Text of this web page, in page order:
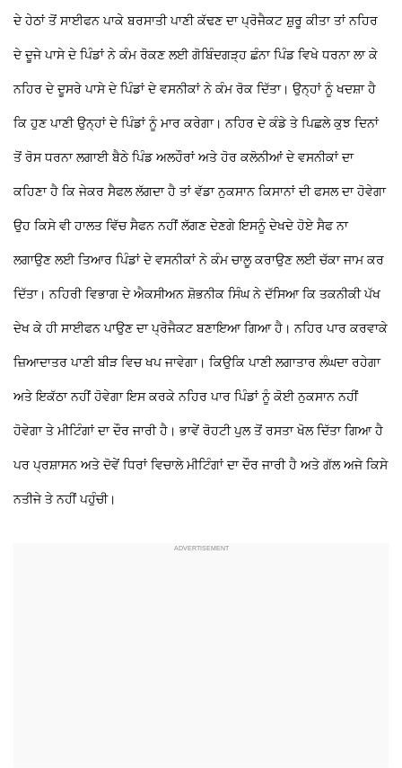
ਦੇ ਹੇਠਾਂ ਤੋਂ ਸਾਈਫਨ ਪਾਕੇ ਬਰਸਾਤੀ ਪਾਣੀ ਕੱਢਣ ਦਾ ਪ੍ਰੋਜੈਕਟ ਸ਼ੁਰੂ ਕੀਤਾ ਤਾਂ ਨਹਿਰ
ਦੇ ਦੂਜੇ ਪਾਸੇ ਦੇ ਪਿੰਡਾਂ ਨੇ ਕੰਮ ਰੋਕਣ ਲਈ ਗੋਬਿੰਦਗੜ੍ਹ ਛੰਨਾ ਪਿੰਡ ਵਿਖੇ ਧਰਨਾ ਲਾ ਕੇ
ਨਹਿਰ ਦੇ ਦੂਸਰੇ ਪਾਸੇ ਦੇ ਪਿੰਡਾਂ ਦੇ ਵਸਨੀਕਾਂ ਨੇ ਕੰਮ ਰੋਕ ਦਿੱਤਾ। ਉਨ੍ਹਾਂ ਨੂੰ ਖਦਸ਼ਾ ਹੈ
ਕਿ ਹੁਣ ਪਾਣੀ ਉਨ੍ਹਾਂ ਦੇ ਪਿੰਡਾਂ ਨੂੰ ਮਾਰ ਕਰੇਗਾ। ਨਹਿਰ ਦੇ ਕੰਡੇ ਤੇ ਪਿਛਲੇ ਕੁਝ ਦਿਨਾਂ
ਤੋਂ ਰੋਸ ਧਰਨਾ ਲਗਾਈ ਬੈਠੇ ਪਿੰਡ ਅਲਹੌਰਾਂ ਅਤੇ ਹੋਰ ਕਲੋਨੀਆਂ ਦੇ ਵਸਨੀਕਾਂ ਦਾ
ਕਹਿਣਾ ਹੈ ਕਿ ਜੇਕਰ ਸੈਫਲ ਲੱਗਦਾ ਹੈ ਤਾਂ ਵੱਡਾ ਨੁਕਸਾਨ ਕਿਸਾਨਾਂ ਦੀ ਫਸਲ ਦਾ ਹੋਵੇਗਾ
ਉਹ ਕਿਸੇ ਵੀ ਹਾਲਤ ਵਿੱਚ ਸੈਫਨ ਨਹੀਂ ਲੱਗਣ ਦੇਣਗੇ ਇਸਨੂੰ ਦੇਖਦੇ ਹੋਏ ਸੈਫ ਨਾ
ਲਗਾਉਣ ਲਈ ਤਿਆਰ ਪਿੰਡਾਂ ਦੇ ਵਸਨੀਕਾਂ ਨੇ ਕੰਮ ਚਾਲੂ ਕਰਾਉਣ ਲਈ ਚੱਕਾ ਜਾਮ ਕਰ
ਦਿੱਤਾ।ਨਹਿਰੀ ਵਿਭਾਗ ਦੇ ਐਕਸੀਅਨ ਸ਼ੋਭਨੀਕ ਸਿੰਘ ਨੇ ਦੱਸਿਆ ਕਿ ਤਕਨੀਕੀ ਪੱਖ
ਦੇਖ ਕੇ ਹੀ ਸਾਈਫਨ ਪਾਉਣ ਦਾ ਪ੍ਰੋਜੈਕਟ ਬਣਾਇਆ ਗਿਆ ਹੈ। ਨਹਿਰ ਪਾਰ ਕਰਵਾਕੇ
ਜ਼ਿਆਦਾਤਰ ਪਾਣੀ ਬੀੜ ਵਿਚ ਖਪ ਜਾਵੇਗਾ। ਕਿਉਕਿ ਪਾਣੀ ਲਗਾਤਾਰ ਲੰਘਦਾ ਰਹੇਗਾ
ਅਤੇ ਇਕੱਠਾ ਨਹੀਂ ਹੋਵੇਗਾ ਇਸ ਕਰਕੇ ਨਹਿਰ ਪਾਰ ਪਿੰਡਾਂ ਨੂੰ ਕੋਈ ਨੁਕਸਾਨ ਨਹੀਂ
ਹੋਵੇਗਾ ਤੇ ਮੀਟਿੰਗਾਂ ਦਾ ਦੌਰ ਜਾਰੀ ਹੈ। ਭਾਵੇਂ ਰੋਹਟੀ ਪੁਲ ਤੋਂ ਰਸਤਾ ਖੋਲ ਦਿੱਤਾ ਗਿਆ ਹੈ
ਪਰ ਪ੍ਰਸ਼ਾਸਨ ਅਤੇ ਦੋਵੇਂ ਧਿਰਾਂ ਵਿਚਾਲੇ ਮੀਟਿੰਗਾਂ ਦਾ ਦੌਰ ਜਾਰੀ ਹੈ ਅਤੇ ਗੱਲ ਅਜੇ ਕਿਸੇ
ਨਤੀਜੇਤੇ ਨਹੀਂ ਪਹੁੰਚੀ।